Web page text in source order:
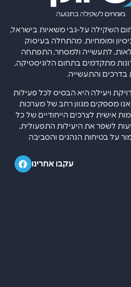
השקילה על-גבי משאיות בישראל,
25 שנות ניסיון ומומחיות. מהתחלה בעיסוק
לתעשייה ולמסחר, התפתחה
מתקדמים בתחום הלוגיסטיקה,
בדרכים והתעשייה.
ויעילה היא הבסיס לכל פעילות
מספקים מגוון רחב של מערכות
אישית לצרכים הייחודיים של כל
לשפר את היעילות התפעולית,
על בטיחות הנהגים והסביבה
עקבו אחרינו